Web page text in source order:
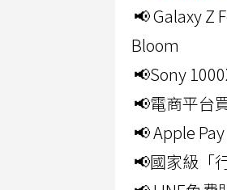
📢 Galaxy Z
Bloom
📢Sony
📢電商平台
📢 Apple
📢國家級「